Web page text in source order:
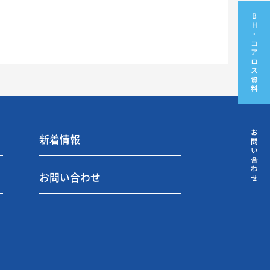
BH・コアロス資料
お問い合わせ
新着情報
お問い合わせ